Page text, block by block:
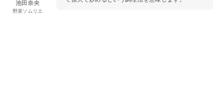
池田奈央
野菜ソムリエ